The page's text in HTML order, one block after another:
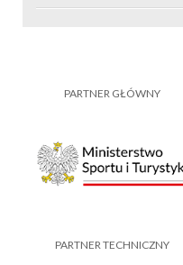
PARTNER GŁÓWNY
PARTNER TECHNICZNY